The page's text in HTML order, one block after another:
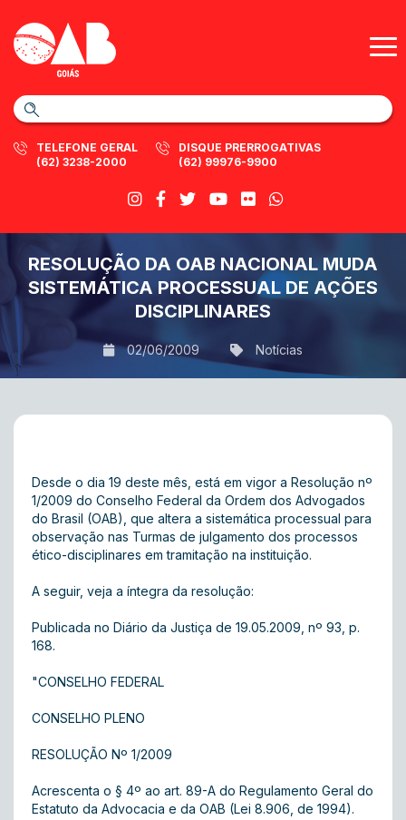
TELEFONE GERAL
(62) 3238-2000
DISQUE PRERROGATIVAS
(62) 99976-9900
RESOLUÇÃO DA OAB NACIONAL MUDA
SISTEMÁTICA PROCESSUAL DE AÇÕES
DISCIPLINARES
02/06/2009 Notícias
Desde o dia 19 deste mês, está em vigor a Resolução nº
1/2009 do Conselho Federal da Ordem dos Advogados
do Brasil (OAB), que altera a sistemática processual para
observação nas Turmas de julgamento dos processos
ético-disciplinares em tramitação na instituição.
A seguir, veja a íntegra da resolução:
Publicada no Diário da Justiça de 19.05.2009, nº 93, p.
168.
"CONSELHO FEDERAL
CONSELHO PLENO
RESOLUÇÃO Nº 1/2009
Acrescenta o § 4º ao art. 89-A do Regulamento Geral do
Estatuto da Advocacia e da OAB (Lei 8.906, de 1994).